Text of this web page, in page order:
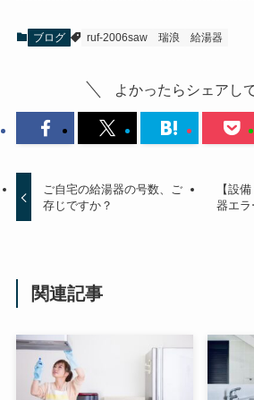
ブログ ruf-2006saw 瑞浪 給湯器
よかったらシェアし
ご自宅の給湯器の号数、ご
存じですか？
【設
器エラ
関連記事